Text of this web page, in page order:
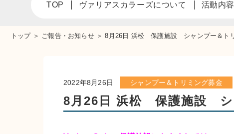
TOP ヴァリアスカラーズについて 活動内容
トップ ＞ ご報告・お知らせ ＞8月26日 浜松 保護施設 シャンプー＆ト
2022年8月26日 シャンプー＆トリミング募金
8月26日 浜松 保護施設 シ